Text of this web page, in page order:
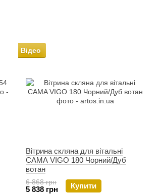
Відео
Вітрина скляна для вітальні
CAMA VIGO 180 Чорний/Дуб
вотан
6 868 грн
5 838 грн Купити